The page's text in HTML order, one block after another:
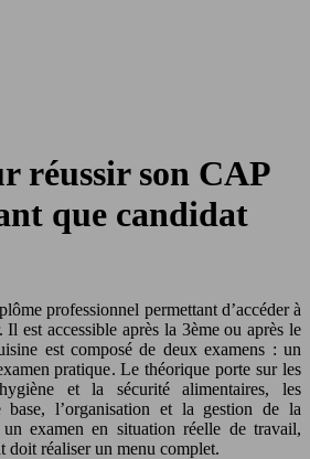
réussir son CAP
que candidat
professionnel permettant d’accéder à
est accessible après la 3ème ou après le
est composé de deux examens : un
pratique. Le théorique porte sur les
et la sécurité alimentaires, les
base, l’organisation et la gestion de la
examen en situation réelle de travail,
doit réaliser un menu complet.